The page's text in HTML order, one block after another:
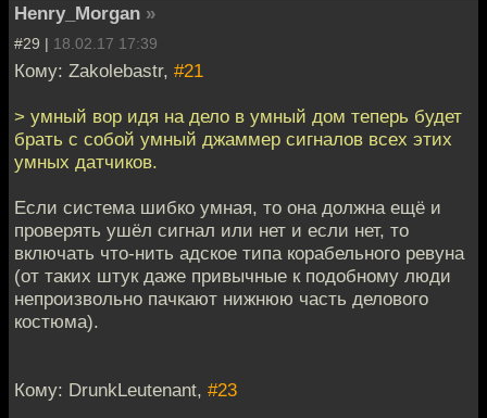
Henry_Morgan »
#29 | 18.02.17 17:39
Кому: Zakolebastr, #21
> умный вор идя на дело в умный дом теперь будет
брать с собой умный джаммер сигналов всех этих
умных датчиков.
Если система шибко умная, то она должна ещё и
проверять ушёл сигнал или нет и если нет, то
включать что-нить адское типа корабельного ревуна
(от таких штук даже привычные к подобному люди
непроизвольно пачкают нижнюю часть делового
костюма).
Кому: DrunkLeutenant, #23